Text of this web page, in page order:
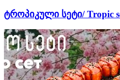
ტროპიკული სეტი/ Tropic